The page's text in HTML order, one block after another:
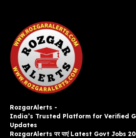
RozgarAlerts -
India’s Trusted Platform for Verified
Updates
RozgarAlerts पर पाएं Latest Govt Jobs